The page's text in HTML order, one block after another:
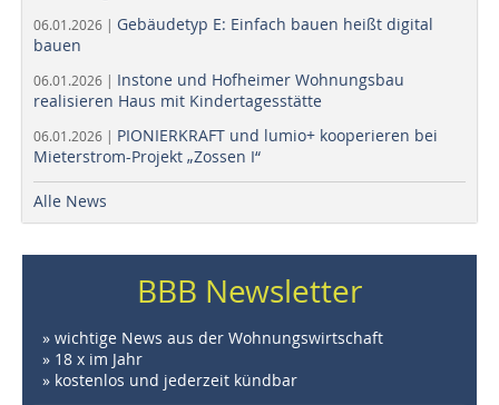
06.01.2026 | Gebäudetyp E: Einfach bauen heißt digital
bauen
06.01.2026 | Instone und Hofheimer Wohnungsbau
realisieren Haus mit Kindertagesstätte
06.01.2026 | PIONIERKRAFT und lumio+ kooperieren bei
Mieterstrom-Projekt „Zossen I“
Alle News
BBB Newsletter
» wichtige News aus der Wohnungswirtschaft
» 18 x im Jahr
» kostenlos und jederzeit kündbar